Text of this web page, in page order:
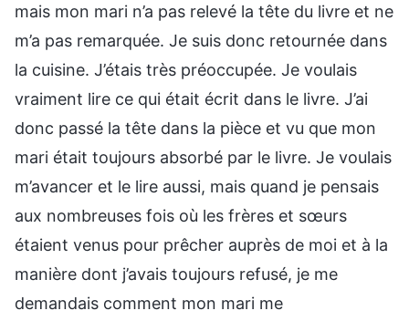
mais mon mari n’a pas relevé la tête du livre et ne
m’a pas remarquée. Je suis donc retournée dans
la cuisine. J’étais très préoccupée. Je voulais
vraiment lire ce qui était écrit dans le livre. J’ai
donc passé la tête dans la pièce et vu que mon
mari était toujours absorbé par le livre. Je voulais
m’avancer et le lire aussi, mais quand je pensais
aux nombreuses fois où les frères et sœurs
étaient venus pour prêcher auprès de moi et à la
manière dont j’avais toujours refusé, je me
demandais comment mon mari me